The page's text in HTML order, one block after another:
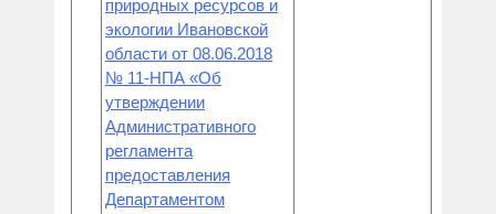
природных ресурсов и
экологии Ивановской
области от 08.06.2018
№ 11-НПА «Об
утверждении
Административного
регламента
предоставления
Департаментом